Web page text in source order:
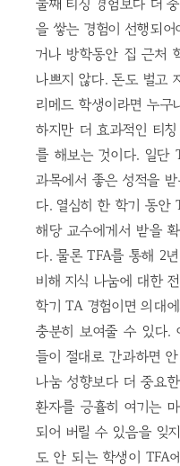
둘째 티칭 경험보다 더
을 쌓는 경험이 선행되
거나 방학동안 집 근처
나쁘지 않다. 돈도 벌고
리메드 학생이라면 누구
하지만 더 효과적인 티
를 해보는 것이다. 일단
과목에서 좋은 성적을
다. 열심히 한 학기 동안
해당 교수에게서 받을
다. 물론 TFA를 통해 2
비해 지식 나눔에 대한
학기 TA 경험이면 의대
충분히 보여줄 수 있다.
들이 절대로 간과하면
나눔 성향보다 더 중요
환자를 긍휼히 여기는
되어 버릴 수 있음을 잊
도 안 되는 학생이 TFA